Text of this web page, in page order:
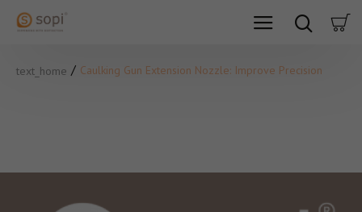
text_home Caulking Gun Extension Nozzle: Improve Precision